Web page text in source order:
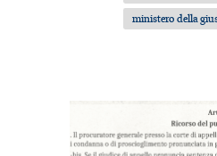
ministero della